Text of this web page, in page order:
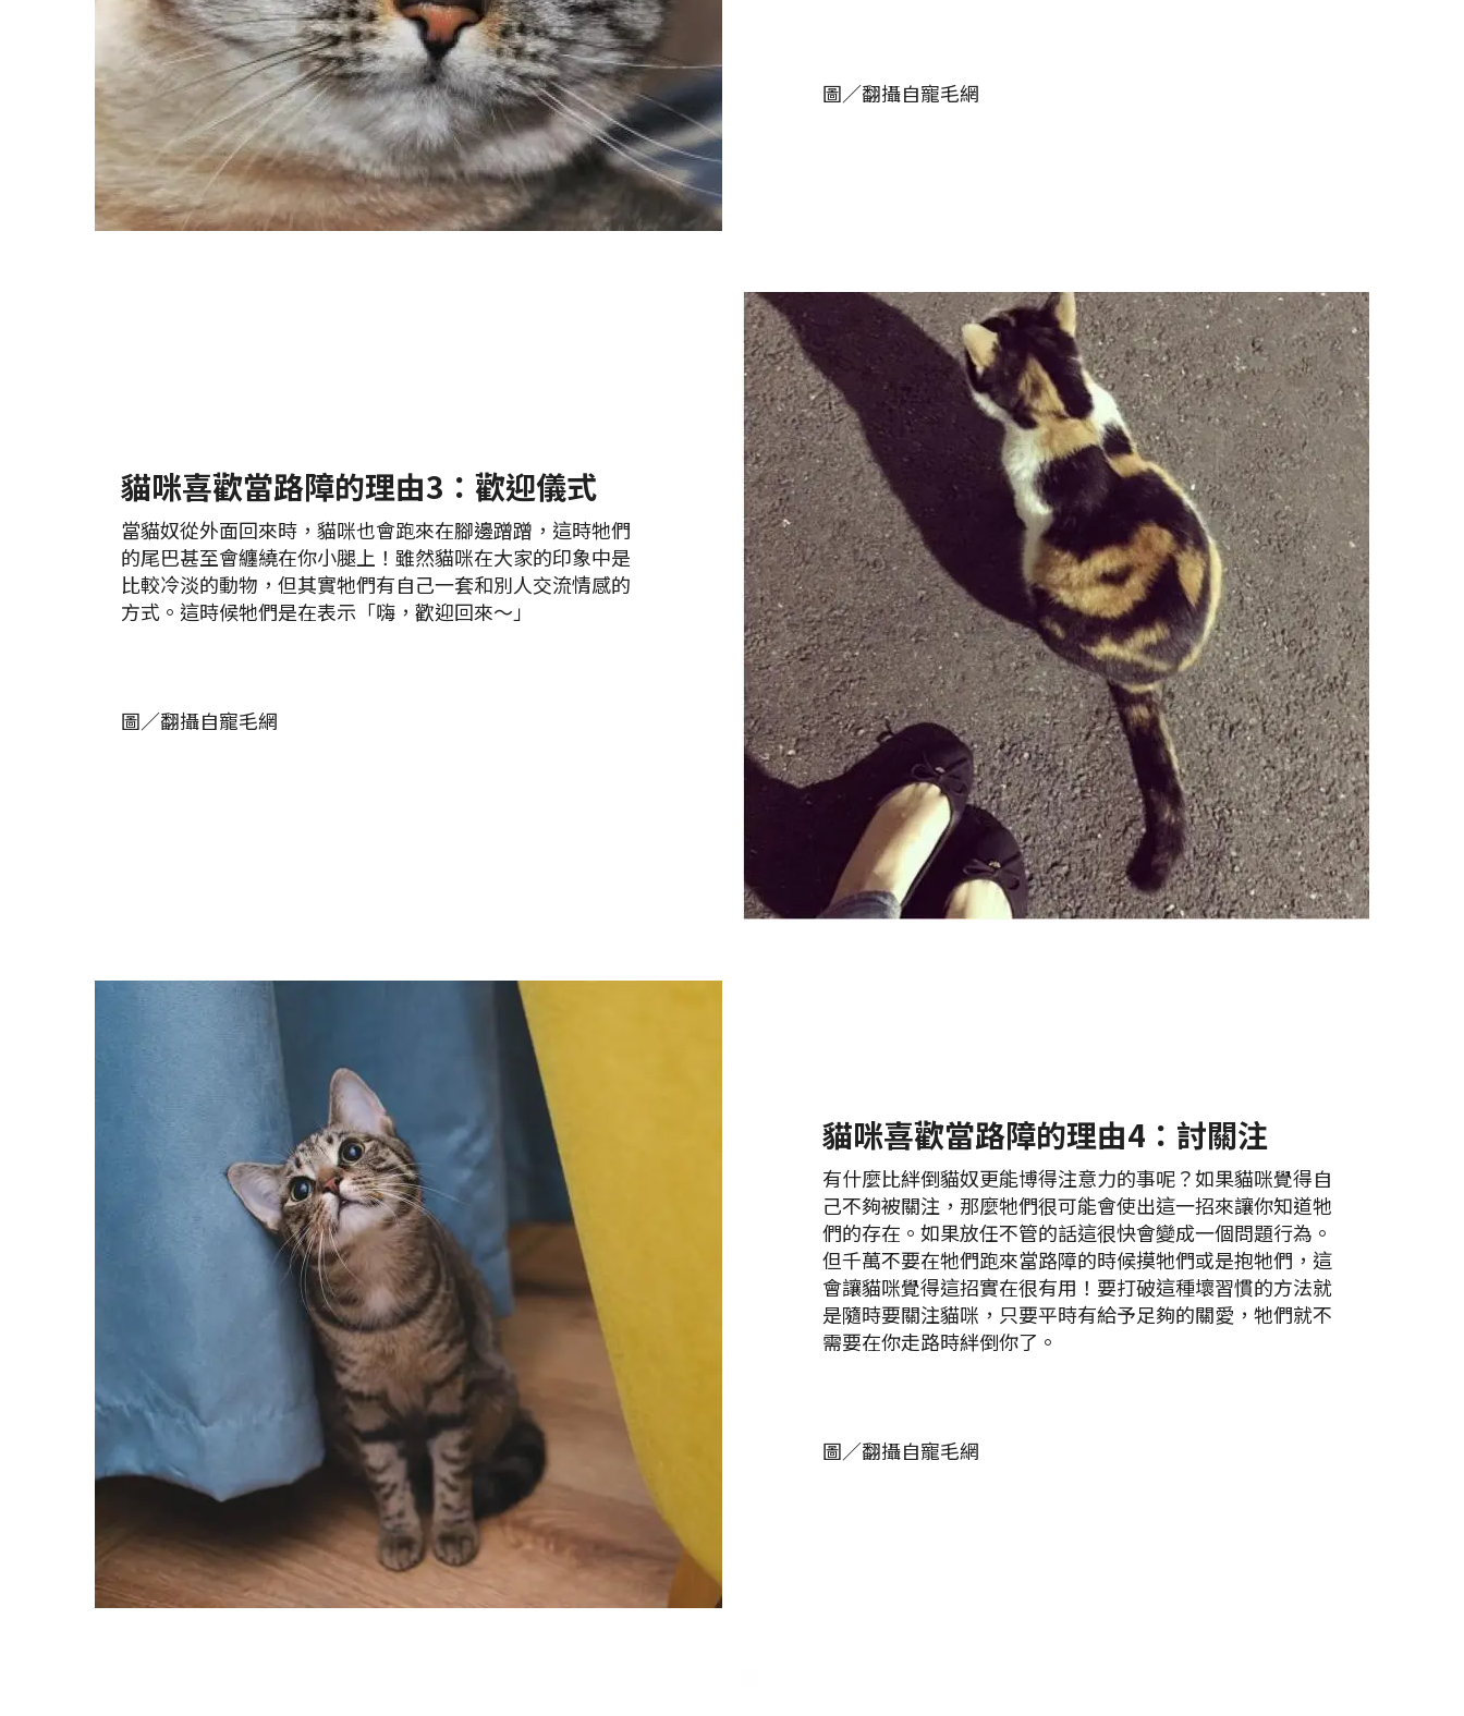
圖／翻攝自寵毛網
貓咪喜歡當路障的理由3：歡迎儀式
當貓奴從外面回來時，貓咪也會跑來在腳邊蹭蹭，這時牠們
的尾巴甚至會纏繞在你小腿上！雖然貓咪在大家的印象中是
比較冷淡的動物，但其實牠們有自己一套和別人交流情感的
方式。這時候牠們是在表示「嗨，歡迎回來～」
圖／翻攝自寵毛網
貓咪喜歡當路障的理由4：討關注
有什麼比絆倒貓奴更能博得注意力的事呢？如果貓咪覺得自
己不夠被關注，那麼牠們很可能會使出這一招來讓你知道牠
們的存在。如果放任不管的話這很快會變成一個問題行為。
但千萬不要在牠們跑來當路障的時候摸牠們或是抱牠們，這
會讓貓咪覺得這招實在很有用！要打破這種壞習慣的方法就
是隨時要關注貓咪，只要平時有給予足夠的關愛，牠們就不
需要在你走路時絆倒你了。
圖／翻攝自寵毛網